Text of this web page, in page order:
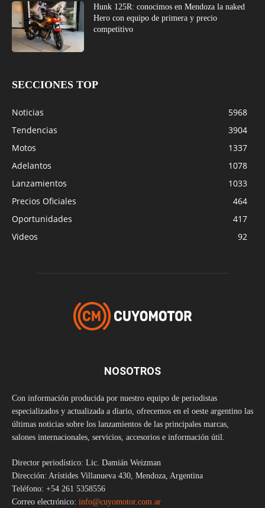
Hunk 125R: conocimos en Mendoza la naked
Hero con equipo de primera y precio
competitivo
SECCIONES TOP
Noticias
5968
Tendencias
3904
Motos
1337
Adelantos
1078
Lanzamientos
1033
Precios Oficiales
464
Oportunidades
417
Videos
92
NOSOTROS
Con información producida por nuestro equipo de periodistas
especializados y actualizada a diario, ofrecemos en el oeste argentino las
últimas noticias sobre los lanzamientos de las principales marcas,
salones internacionales, servicios, accesorios e información útil.
Director periodístico: Lic. Damián Weizman
Dirección: Arístides Villanueva 430, Mendoza, Argentina
Teléfono: +54 261 5358556
Correo electrónico: info@cuyomotor.com.ar